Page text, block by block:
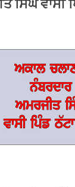
ਸਿੰਘ ਵਾਸੀ